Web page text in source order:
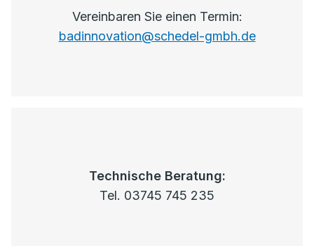
Vereinbaren Sie einen Termin:
badinnovation@schedel-gmbh.de
Technische Beratung:
Tel. 03745 745 235